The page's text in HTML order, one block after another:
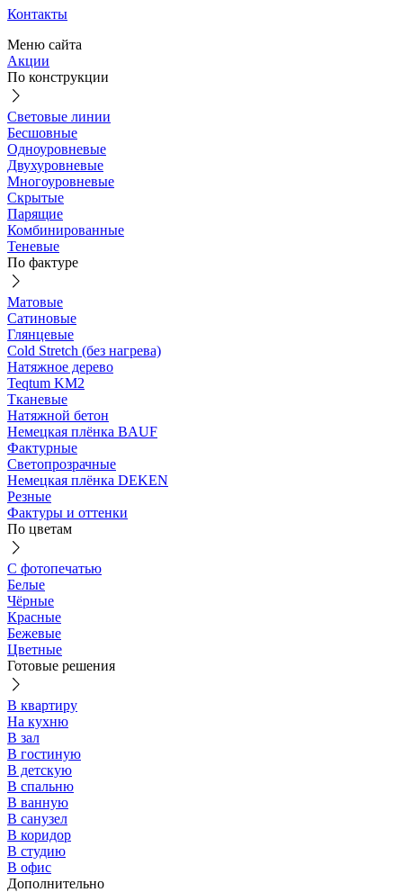
Контакты
Меню сайта
Акции
По конструкции
Световые линии
Бесшовные
Одноуровневые
Двухуровневые
Многоуровневые
Скрытые
Парящие
Комбинированные
Теневые
По фактуре
Матовые
Сатиновые
Глянцевые
Cold Stretch (без нагрева)
Натяжное дерево
Teqtum KM2
Тканевые
Натяжной бетон
Немецкая плёнка BAUF
Фактурные
Светопрозрачные
Немецкая плёнка DEKEN
Резные
Фактуры и оттенки
По цветам
С фотопечатью
Белые
Чёрные
Красные
Бежевые
Цветные
Готовые решения
В квартиру
На кухню
В зал
В гостиную
В детскую
В спальню
В ванную
В санузел
В коридор
В студию
В офис
Дополнительно